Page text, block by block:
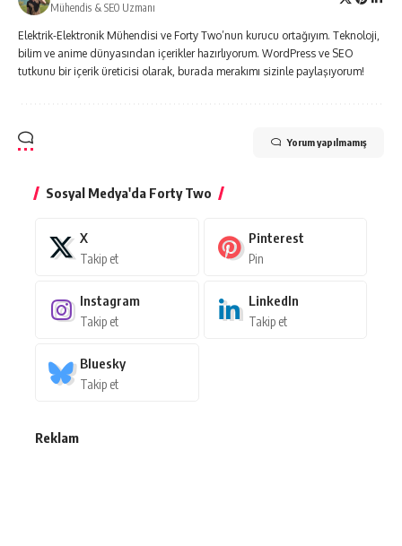
Mühendis & SEO Uzmanı
Elektrik-Elektronik Mühendisi ve Forty Two’nun kurucu ortağıyım. Teknoloji,
bilim ve anime dünyasından içerikler hazırlıyorum. WordPress ve SEO
tutkunu bir içerik üreticisi olarak, burada merakımı sizinle paylaşıyorum!
Yorum yapılmamış
Sosyal Medya'da Forty Two
X
Takip et
Pinterest
Pin
Instagram
Takip et
LinkedIn
Takip et
Bluesky
Takip et
Reklam